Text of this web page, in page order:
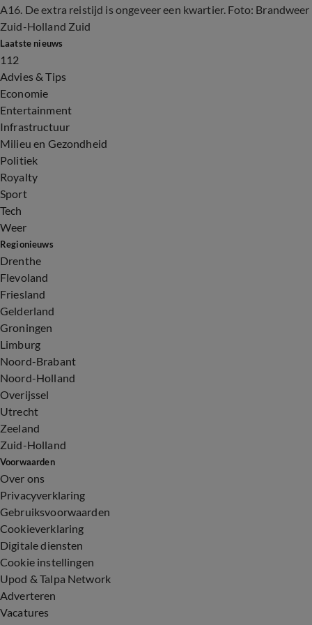
A16. De extra reistijd is ongeveer een kwartier. Foto: Brandweer
Zuid-Holland Zuid
Laatste nieuws
112
Advies & Tips
Economie
Entertainment
Infrastructuur
Milieu en Gezondheid
Politiek
Royalty
Sport
Tech
Weer
Regionieuws
Drenthe
Flevoland
Friesland
Gelderland
Groningen
Limburg
Noord-Brabant
Noord-Holland
Overijssel
Utrecht
Zeeland
Zuid-Holland
Voorwaarden
Over ons
Privacyverklaring
Gebruiksvoorwaarden
Cookieverklaring
Digitale diensten
Cookie instellingen
Upod & Talpa Network
Adverteren
Vacatures